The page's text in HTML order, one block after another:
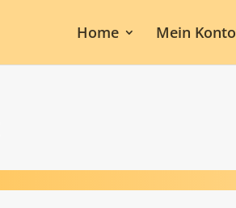
Home Mein Konto